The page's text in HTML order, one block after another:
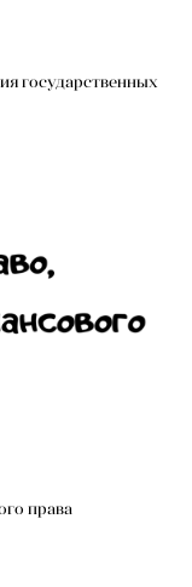
государственных
права